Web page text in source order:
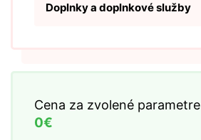
Doplnky a doplnkové služby
Cena za zvolené parametre
0€